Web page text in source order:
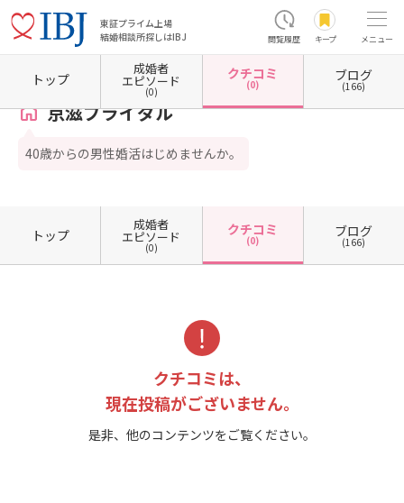
東証プライム上場
結婚相談所探しはIBJ
閲覧履歴 キープ メニュー
ホーム 滋賀県の結婚相談所 滋賀県東近江市 京滋ブライダル クチコミ一覧
京滋ブライダル
40歳からの男性婚活はじめませんか。
トップ
成婚者
エピソード
(0)
クチコミ
(0)
ブログ
(166)
トップ
成婚者
エピソード
(0)
クチコミ
(0)
ブログ
(166)
クチコミは、
現在投稿がございません。
是非、他のコンテンツをご覧ください。